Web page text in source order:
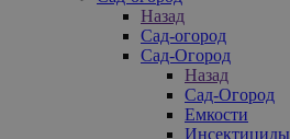
Назад
Сад-огород
Сад-Огород
Назад
Сад-Огород
Емкости
Инсектициды